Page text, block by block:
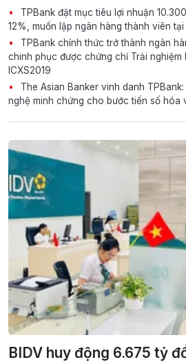
TPBank đặt mục tiêu lợi nhuận
12%, muốn lập ngân hàng thành viên tại
TPBank chính thức trở thành ngân
chinh phục được chứng chỉ Trải nghiệm
ICXS2019
The Asian Banker vinh danh
nghệ minh chứng cho bước tiến số hóa
BIDV huy động 6.675 tỷ